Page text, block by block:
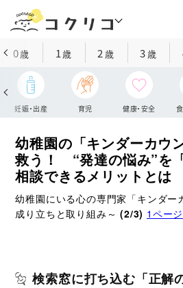
0歳 1歳 2 歳 3歳
妊娠・出産 育児 健康・安全
幼稚園の「キンダーカウ
救う！ “発達の悩み”を
相談できるメリットとは
幼稚園にいる心の専門家「キンダー
成り立ちと取り組み～(2/3) 1ペー
検索窓に打ち込む「正解